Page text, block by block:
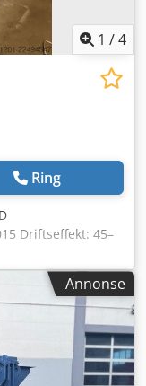
1 /4
Ring
Driftseffekt: 45–
harde
og folie (1,2–
mm diameter x
rund hull Med
Annonse